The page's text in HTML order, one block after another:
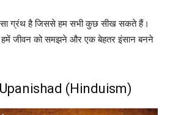
ग्रंथ है जिससे हम सभी कुछ सीख सकते हैं।
जीवन को समझने और एक बेहतर इंसान बनने
Upanishad (Hinduism)